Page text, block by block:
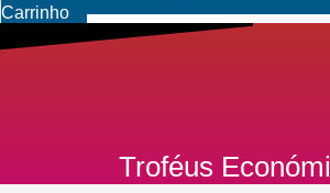
Carrinho
Troféus